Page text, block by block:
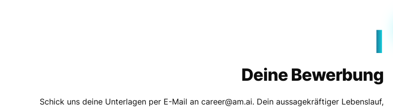
I
Deine Bewerbung
Schick uns deine Unterlagen per E-Mail an career@am.ai. Dein aussagekräftiger Lebenslauf,